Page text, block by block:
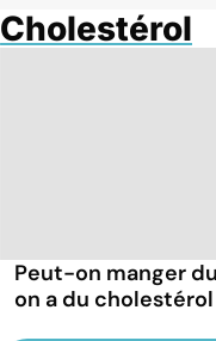
Cholestérol
Peut-on manger
on a du cholestérol